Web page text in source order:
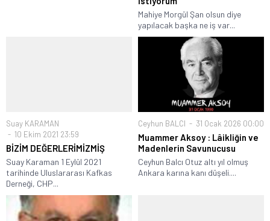
Mahiye Morgül Şan olsun diye
yapılacak başka ne iş var...
Suay KARAMAN
10 Ekim 2021 23:59
BİZİM DEĞERLERİMİZMİŞ
Suay Karaman 1 Eylül 2021
tarihinde Uluslararası Kafkas
Derneği, CHP...
Ceyhun BALCI 31 Ocak 2026 00:00
Muammer Aksoy : Lâikliğin ve
Madenlerin Savunucusu
Ceyhun Balcı Otuz altı yıl olmuş
Ankara karına kanı düşeli....